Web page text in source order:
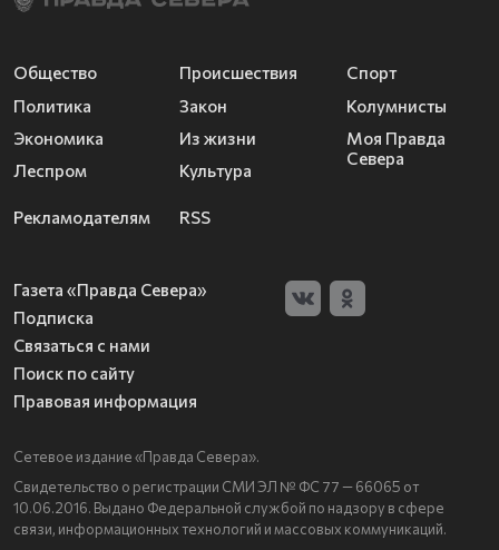
Общество
Политика
Экономика
Леспром
Происшествия
Закон
Из жизни
Культура
Спорт
Колумнисты
Моя Правда
Севера
Рекламодателям RSS
Газета «Правда Севера»
Подписка
Связаться с нами
Поиск по сайту
Правовая информация
Сетевое издание «Правда Севера».
Свидетельство о регистрации СМИ ЭЛ № ФС 77 — 66065 от
10.06.2016. Выдано Федеральной службой по надзору в сфере
связи, информационных технологий и массовых коммуникаций.